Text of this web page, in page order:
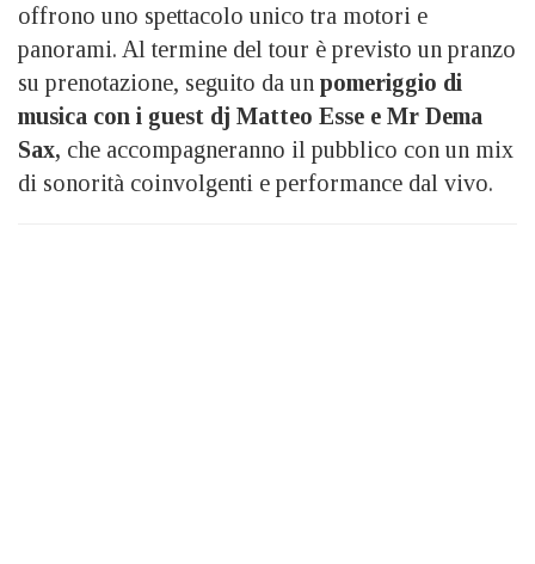
offrono uno spettacolo unico tra motori e
panorami. Al termine del tour è previsto un pranzo
su prenotazione, seguito da un pomeriggio di
musica con i guest dj Matteo Esse e Mr Dema
Sax, che accompagneranno il pubblico con un mix
di sonorità coinvolgenti e performance dal vivo.